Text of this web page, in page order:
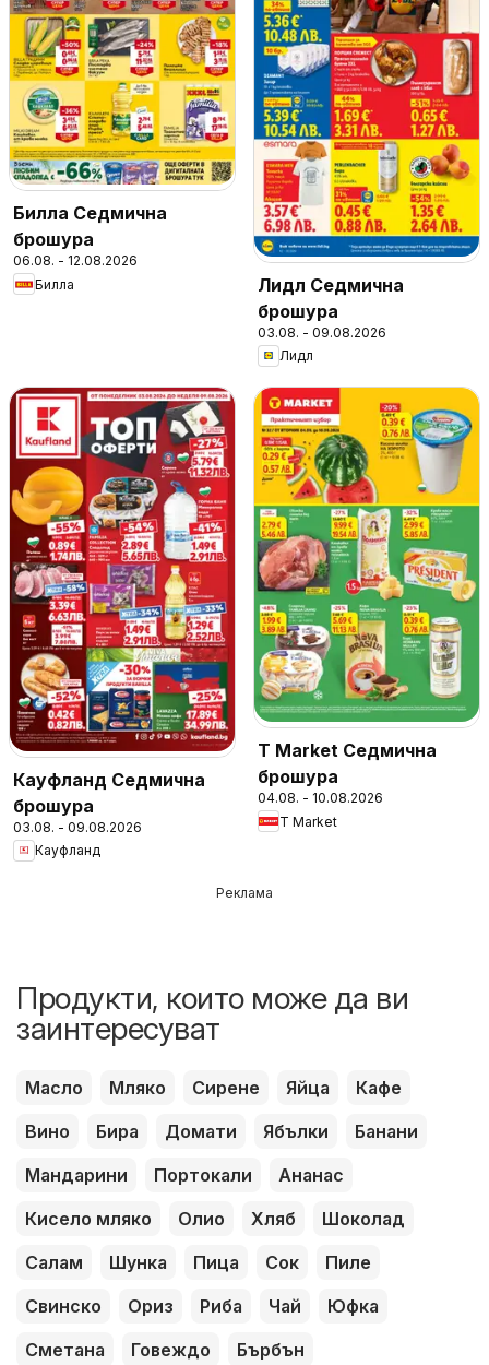
Билла Седмична
брошура
06.08. - 12.08.2026
Билла
Лидл Седмична
брошура
03.08. - 09.08.2026
Лидл
Кауфланд Седмична
брошура
03.08. - 09.08.2026
Кауфланд
T Market Седмична
брошура
04.08. - 10.08.2026
T Market
Реклама
Продукти, които може да ви
заинтересуват
Масло Мляко Сирене Яйца
Кафе
Вино
Бира Домати Ябълки
Банани
Мандарини
Портокали
Ананас
Кисело мляко
Олио Хляб
Шоколад
Салам
Шунка Пица Сок
Пиле
Свинско
Ориз Риба Чай
Юфка
Сметана
Говеждо Бърбън